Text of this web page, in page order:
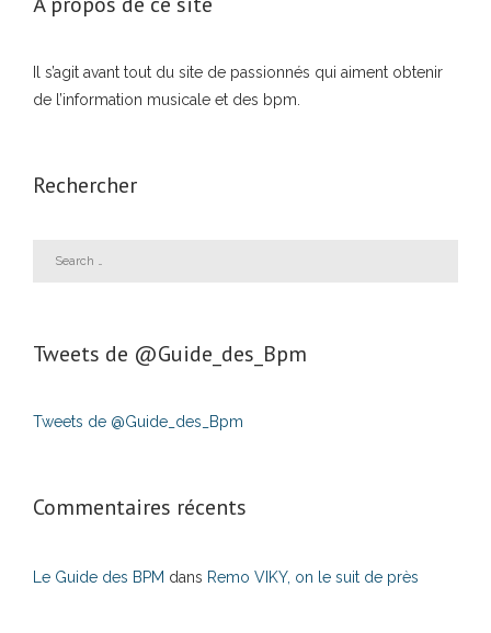
Il s’agit avant tout du site de passionnés qui aiment obtenir
de l’information musicale et des bpm.
Rechercher
Tweets de ‎@Guide_des_Bpm
Tweets de @Guide_des_Bpm
Commentaires récents
Le Guide des BPM dans Remo VIKY, on le suit de près